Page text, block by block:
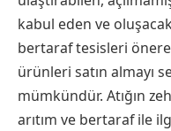
kabul eden ve
bertaraf tesisleri
ürünleri satın almayı
mümkündür. Atığın
arıtım ve bertaraf ile